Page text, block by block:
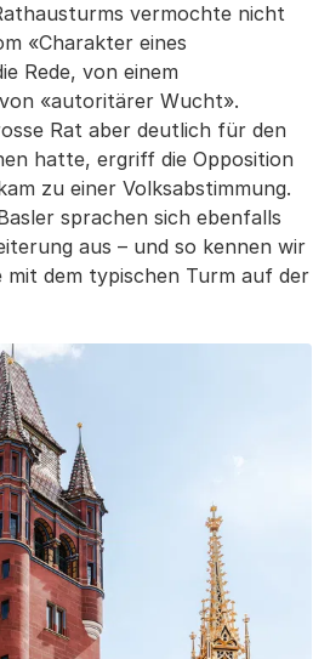
vermochte nicht
«Charakter eines
Rede, von einem
«autoritärer Wucht».
Rat aber deutlich für den
hatte, ergriff die Opposition
zu einer Volksabstimmung.
sprachen sich ebenfalls
aus – und so kennen wir
mit dem typischen Turm auf der